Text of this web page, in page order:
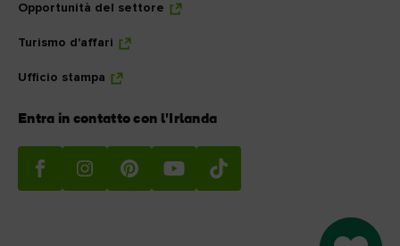
Opportunità del settore
Turismo d'affari
Ufficio stampa
Entra in contatto con l'Irlanda